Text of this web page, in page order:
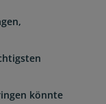
könnte